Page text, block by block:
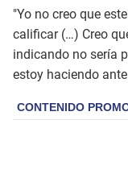
"Yo no creo que
calificar (…) Creo
indicando no sería
estoy haciendo